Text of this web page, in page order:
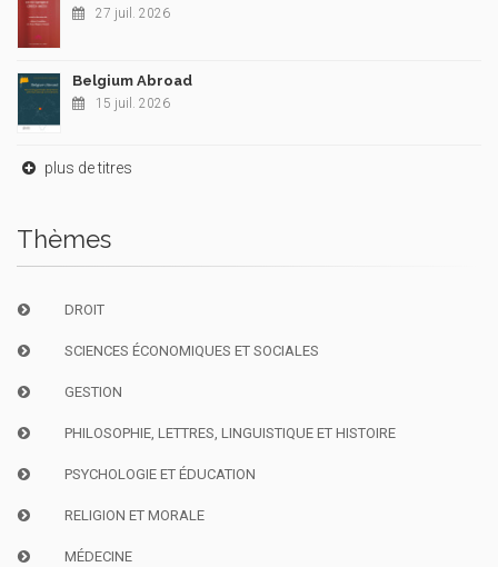
27 juil. 2026
Belgium Abroad
15 juil. 2026
plus de titres
Thèmes
DROIT
SCIENCES ÉCONOMIQUES ET SOCIALES
GESTION
PHILOSOPHIE, LETTRES, LINGUISTIQUE ET HISTOIRE
PSYCHOLOGIE ET ÉDUCATION
RELIGION ET MORALE
MÉDECINE